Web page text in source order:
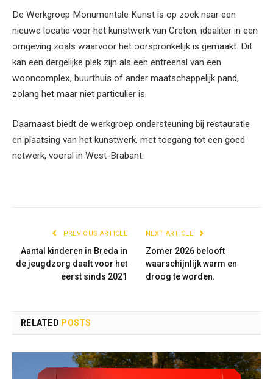
De Werkgroep Monumentale Kunst is op zoek naar een
nieuwe locatie voor het kunstwerk van Creton, idealiter in een
omgeving zoals waarvoor het oorspronkelijk is gemaakt. Dit
kan een dergelijke plek zijn als een entreehal van een
wooncomplex, buurthuis of ander maatschappelijk pand,
zolang het maar niet particulier is.
Daarnaast biedt de werkgroep ondersteuning bij restauratie
en plaatsing van het kunstwerk, met toegang tot een goed
netwerk, vooral in West-Brabant.
PREVIOUS ARTICLE
Aantal kinderen in Breda in
de jeugdzorg daalt voor het
eerst sinds 2021
NEXT ARTICLE
Zomer 2026 belooft
waarschijnlijk warm en
droog te worden.
RELATED POSTS